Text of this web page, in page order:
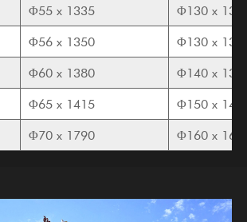
Φ55 x 1335
Φ130 x
Φ56 x 1350
Φ130 x
Φ60 x 1380
Φ140 x
Φ65 x 1415
Φ150 x
Φ70 x 1790 Φ160 x